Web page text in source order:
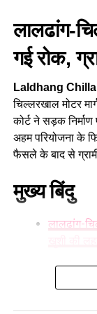
रुपया सीधा ग्रांट
भी हजारों करोड़ के
समयबद्ध तरीके से
इस अवसर पर
(AE) सुमित कुमार,
सिंह तथा ठेकेदार
मुन्ना फौजी ) , कमल
लालढांग-
गई रोक,
Laldhang
चिल्लरखाल मोटर
कोर्ट ने सड़क
अहम परियोजना के
फैसले के बाद से
मुख्य बिंदु
लालढांग-
Laldhang
लम्बे समय से